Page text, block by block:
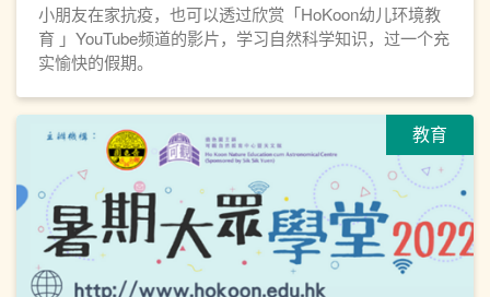
小朋友在家抗疫，也可以透过欣赏「HoKoon幼儿环境教
育 」YouTube频道的影片，学习自然科学知识，过一个充
实愉快的假期。
教育